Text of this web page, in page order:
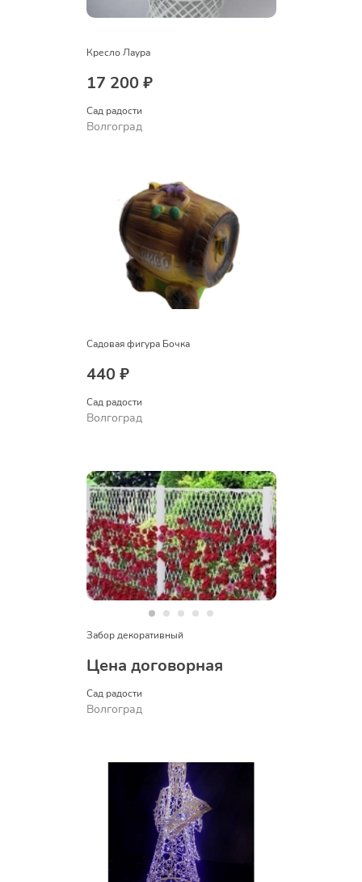
Кресло Лаура
17 200 ₽
Сад радости
Волгоград
Садовая фигура Бочка
440 ₽
Сад радости
Волгоград
Забор декоративный
Цена договорная
Сад радости
Волгоград